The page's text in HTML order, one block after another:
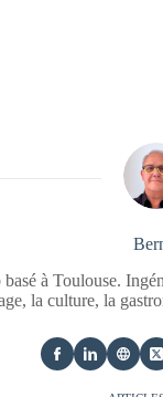
à Toulouse.
la culture, la